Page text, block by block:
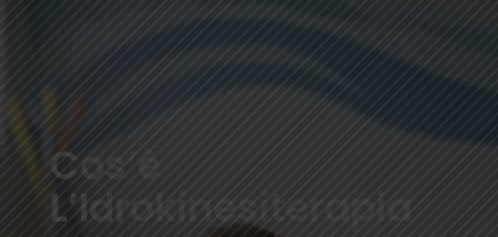
Cos’è
L’Idrokinesiterapia